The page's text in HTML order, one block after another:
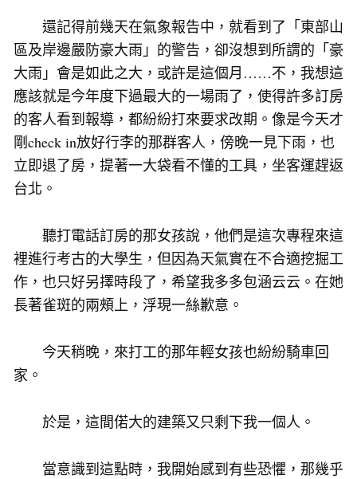
還記得前幾天在氣象報告中，就看到了「東部山
區及岸邊嚴防豪大雨」的警告，卻沒想到所謂的「豪
大雨」會是如此之大，或許是這個月……不，我想這
應該就是今年度下過最大的一場雨了，使得許多訂房
的客人看到報導，都紛紛打來要求改期。像是今天才
剛check in放好行李的那群客人，傍晚一見下雨，也
立即退了房，提著一大袋看不懂的工具，坐客運趕返
台北。
聽打電話訂房的那女孩說，他們是這次專程來這
裡進行考古的大學生，但因為天氣實在不合適挖掘工
作，也只好另擇時段了，希望我多多包涵云云。在她
長著雀斑的兩頰上，浮現一絲歉意。
今天稍晚，來打工的那年輕女孩也紛紛騎車回
家。
於是，這間偌大的建築又只剩下我一個人。
當意識到這點時，我開始感到有些恐懼，那幾乎